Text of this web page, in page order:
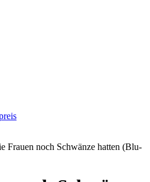
Frauen noch Schwänze hatten (Blu-